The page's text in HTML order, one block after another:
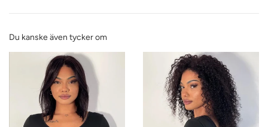
Du kanske även tycker om